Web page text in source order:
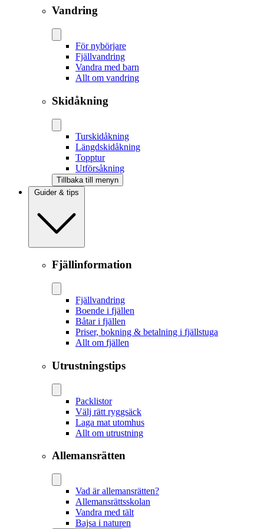
Vandring
För nybörjare
Fjällvandring
Vandra med barn
Allt om vandring
Skidåkning
Tur­skidåkning
Längd­skidåkning
Topptur
Utförsåkning
Tillbaka till menyn
Guider & tips
Fjällinformation
Fjällvandring
Boende i fjällen
Båtar i fjällen
Priser, bokning & betalning i fjällstuga
Allt om fjällen
Utrustningstips
Packlistor
Välj rätt ryggsäck
Laga mat utomhus
Allt om utrustning
Allemansrätten
Vad är allemansrätten?
Allemansrättsskolan
Vandra med tält
Bajsa i naturen